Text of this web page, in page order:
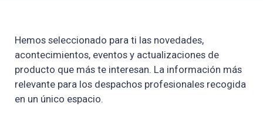
Hemos seleccionado para ti las novedades,
acontecimientos, eventos y actualizaciones de
producto que más te interesan. La información más
relevante para los despachos profesionales recogida
en un único espacio.